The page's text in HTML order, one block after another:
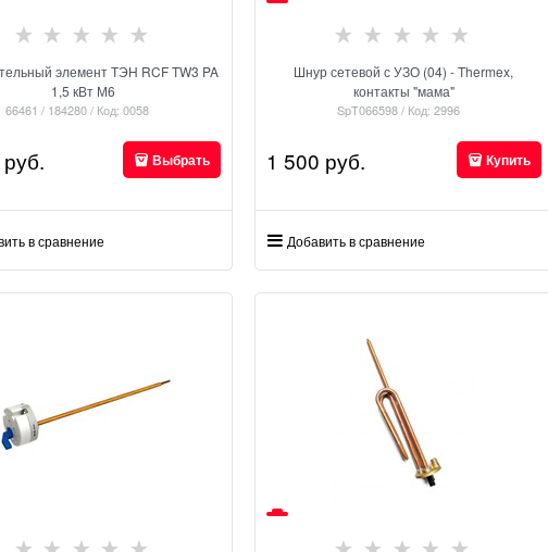
элемент ТЭН RCF TW3 PA
1,5 кВт М6
66461 / 184280 / Код: 0058
руб. Выбрать
в сравнение
Шнур сетевой с УЗО (04) - Thermex,
контакты "мама"
SpT066598 / Код: 2996
1 500 руб. Купить
Добавить в сравнение